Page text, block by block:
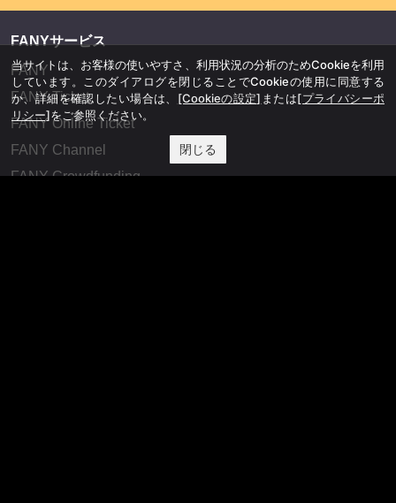
FANYサービス
FANY
FANY Ticket
FANY Online Ticket
FANY Channel
FANY Crowdfunding
当サイトは、お客様の使いやすさ、利用状況の分析のためCookieを利用
しています。このダイアログを閉じることでCookieの使用に同意する
か、詳細を確認したい場合は、 [Cookieの設定] または[プライバシーポ
リシー]をご参照ください。
閉じる